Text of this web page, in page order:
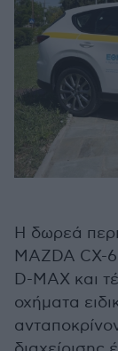
Η δωρεά
MAZDA CX-
D-MAX και
οχήματα